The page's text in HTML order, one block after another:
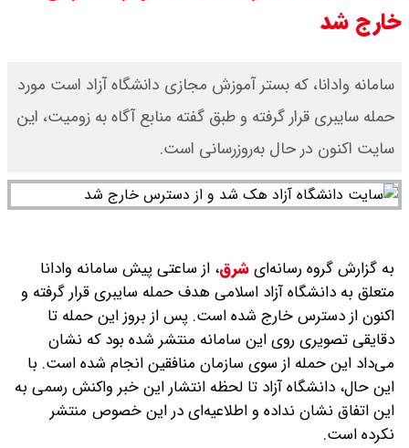
۱۴۰۵ / هر دلار چند؟ + جدول
قیمت سکه پارسیان امروز شنبه ۱۷
چند؟ + جدول
خارج شد
سامانه وادانا، که بستر آموزش مجازی دانشگاه آزاد است مورد
حمله سایبری قرار گرفته و طبق گفته منابع آگاه به زومیت، این
سایت اکنون در حال به‌روزرسانی است.
به گزارش گروه رسانه‌ایشرق، از ساعتی پیش سامانه وادانا
متعلق به دانشگاه آزاد اسلامی هدف حمله سایبری قرار گرفته و
اکنون از دسترس خارج شده است. پس از بروز این حمله تا
دقایقی تصویری روی این سامانه منتشر شده بود که نشان
می‌داد این حمله از سوی سازمان منافقین انجام شده است. با
این حال، دانشگاه آزاد تا لحظه انتشار این خبر واکنش رسمی به
این اتفاق نشان نداده و اطلاعیه‌ای در این خصوص منتشر
نکرده است.